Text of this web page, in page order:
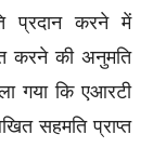
प्रदान करने में
करने की अनुमति
गया कि एआरटी
सहमति प्राप्त